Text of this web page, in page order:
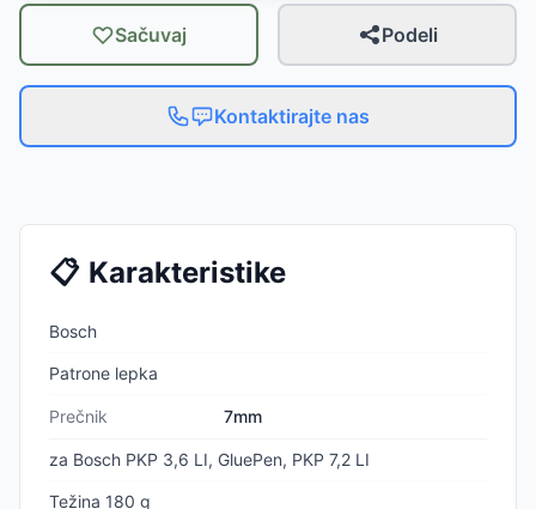
Sačuvaj Podeli
Kontaktirajte nas
📋 Karakteristike
Bosch
Patrone lepka
Prečnik 7mm
za Bosch PKP 3,6 LI, GluePen, PKP 7,2 LI
Težina 180 g